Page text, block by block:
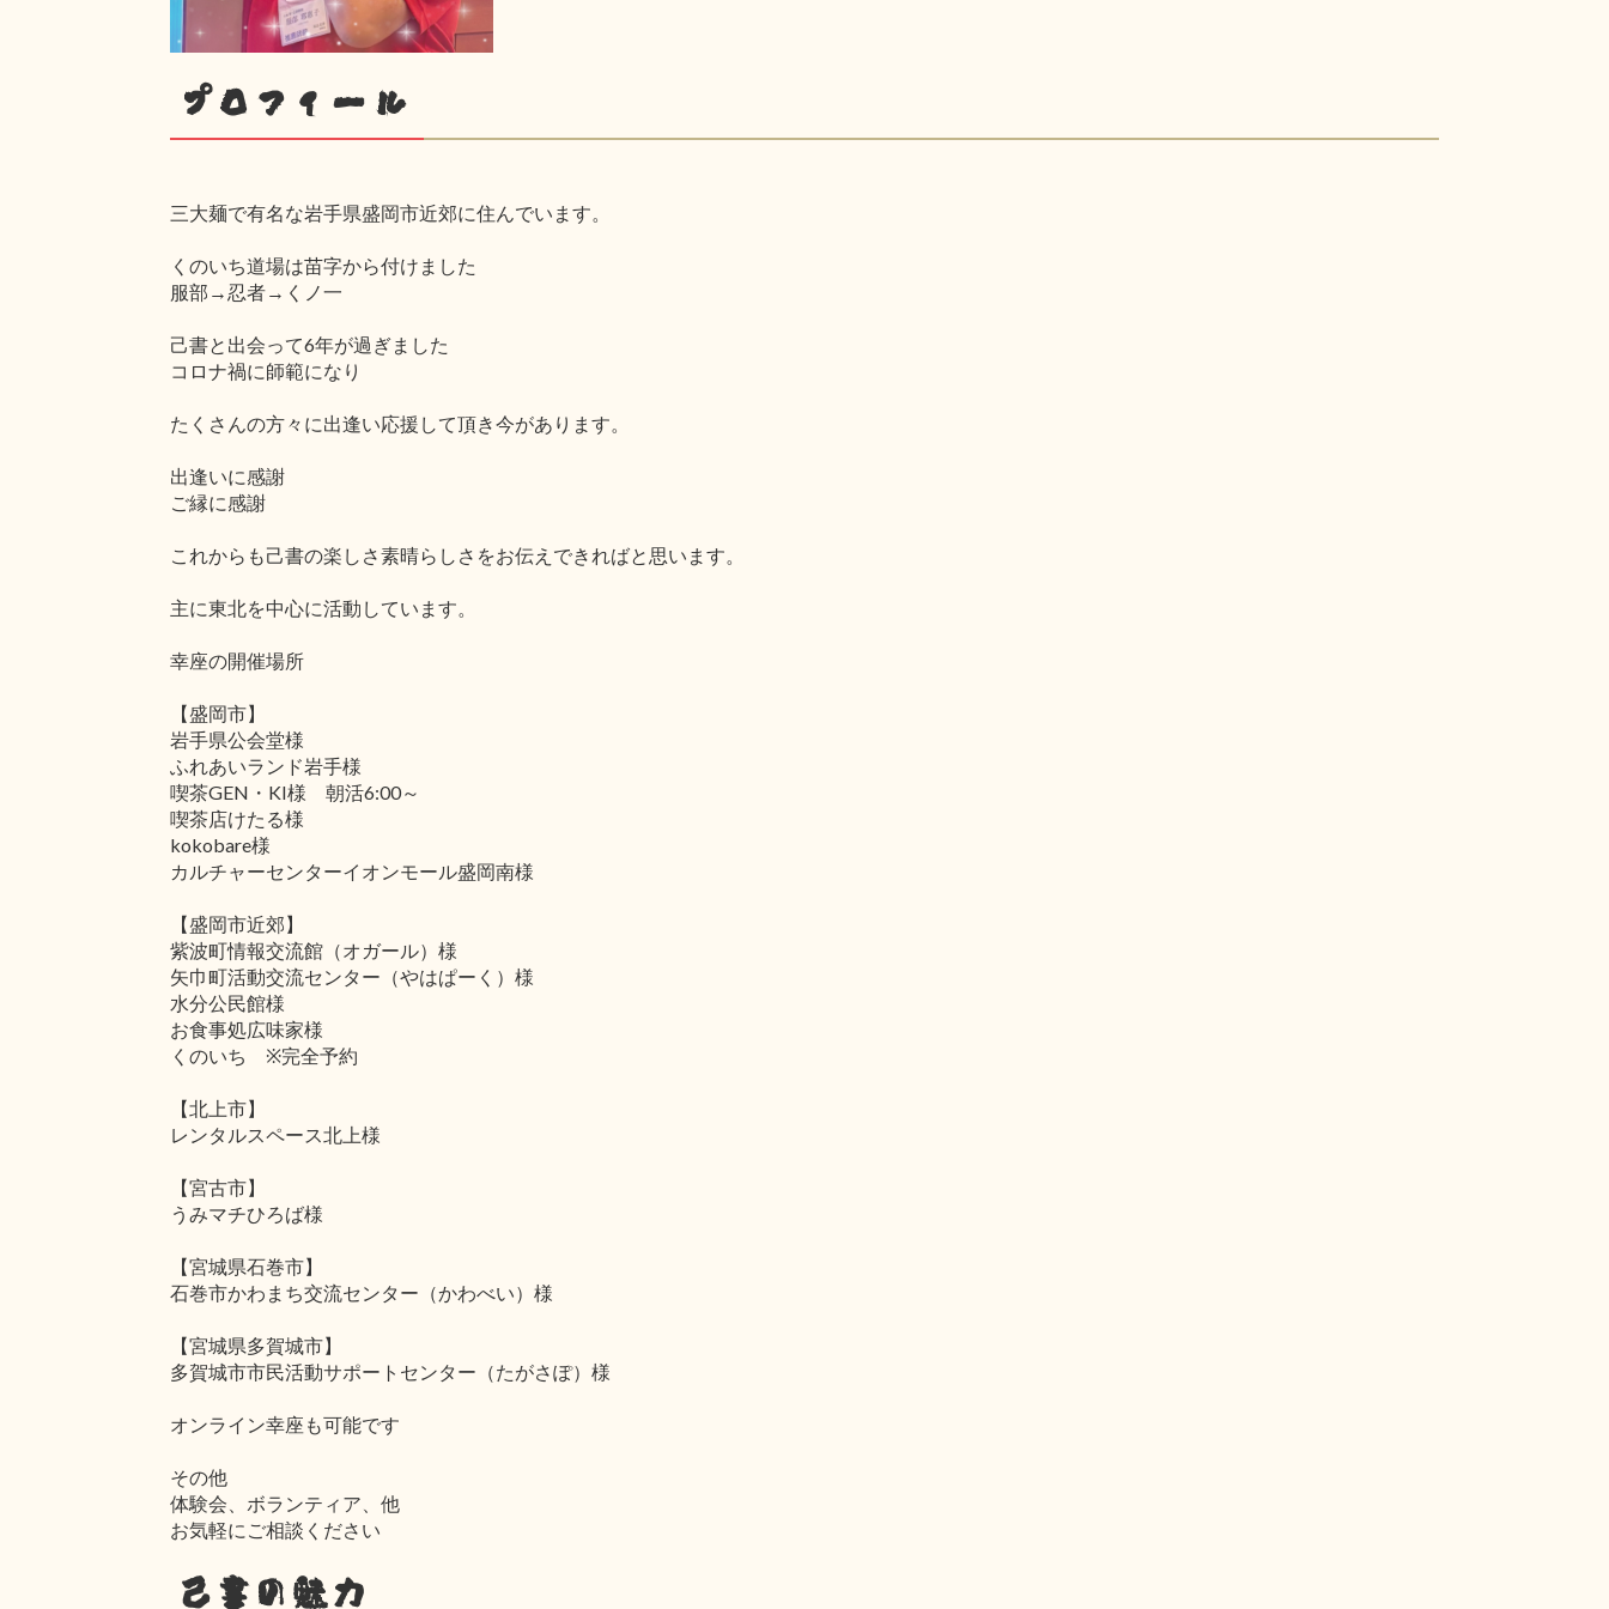
プロフィール
三大麺で有名な岩手県盛岡市近郊に住んでいます。
くのいち道場は苗字から付けました
服部→忍者→くノ一
己書と出会って6年が過ぎました
コロナ禍に師範になり
たくさんの方々に出逢い応援して頂き今があります。
出逢いに感謝
ご縁に感謝
これからも己書の楽しさ素晴らしさをお伝えできればと思います。
主に東北を中心に活動しています。
幸座の開催場所
【盛岡市】
岩手県公会堂様
ふれあいランド岩手様
喫茶GEN・KI様 朝活6:00～
喫茶店けたる様
kokobare様
カルチャーセンターイオンモール盛岡南様
【盛岡市近郊】
紫波町情報交流館（オガール）様
矢巾町活動交流センター（やはぱーく）様
水分公民館様
お食事処広味家様
くのいち ※完全予約
【北上市】
レンタルスペース北上様
【宮古市】
うみマチひろば様
【宮城県石巻市】
石巻市かわまち交流センター（かわべい）様
【宮城県多賀城市】
多賀城市市民活動サポートセンター（たがさぽ）様
オンライン幸座も可能です
その他
体験会、ボランティア、他
お気軽にご相談ください
己書の魅力